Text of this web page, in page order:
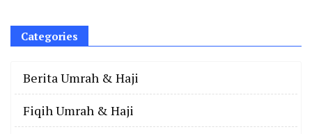
Categories
Berita Umrah & Haji
Fiqih Umrah & Haji